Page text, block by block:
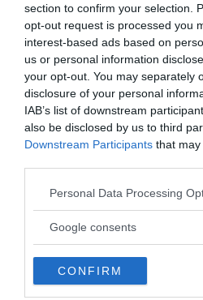
section to confirm your selection.
opt-out request is processed you
interest-based ads based on
us or personal information
your opt-out. You may separately
disclosure of your personal
IAB’s list of downstream
also be disclosed by us to third
Downstream Participants that
Please note that this website/app
not limited to your visit or usage
use your data for below specified
consent section.
Personal Data Processing
Google consents
CONFIRM